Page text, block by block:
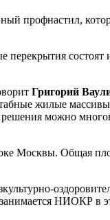
профнастил,
перекрытия
Григорий
жилые
можно
Москвы. Общая
НИОКР в